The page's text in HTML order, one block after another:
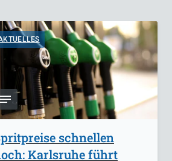
schnellen
Karlsruhe führt